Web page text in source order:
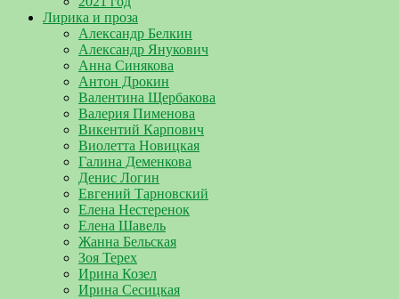
Лирика и проза
Александр Белкин
Александр Янукович
Анна Синякова
Антон Дрокин
Валентина Щербакова
Валерия Пименова
Викентий Карпович
Виолетта Новицкая
Галина Деменкова
Денис Логин
Евгений Тарновский
Елена Нестеренок
Елена Шавель
Жанна Бельская
Зоя Терех
Ирина Козел
Ирина Сесицкая